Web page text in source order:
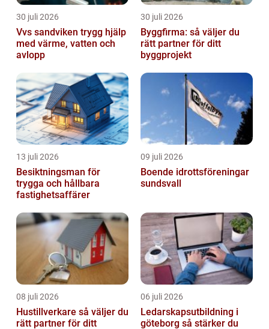
30 juli 2026
Vvs sandviken trygg hjälp
med värme, vatten och
avlopp
30 juli 2026
Byggfirma: så väljer du
rätt partner för ditt
byggprojekt
13 juli 2026
Besiktningsman för
trygga och hållbara
fastighetsaffärer
09 juli 2026
Boende idrottsföreningar
sundsvall
08 juli 2026
Hustillverkare så väljer du
rätt partner för ditt
06 juli 2026
Ledarskapsutbildning i
göteborg så stärker du